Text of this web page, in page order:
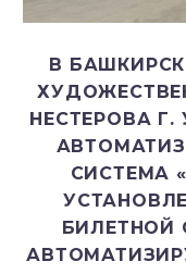
В
НЕСТЕРОВА
СИСТЕМА
БИЛЕТНОЙ